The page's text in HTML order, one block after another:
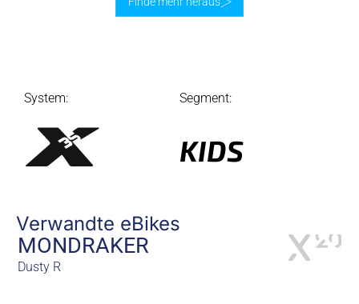
System: Segment:
KIDS
Verwandte eBikes
MONDRAKER
Dusty R